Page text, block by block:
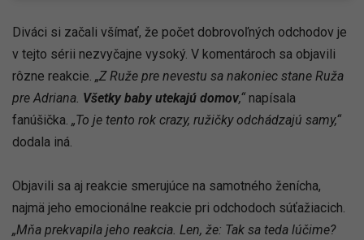
Diváci si začali všímať, že počet dobrovoľných odchodov je
v tejto sérii nezvyčajne vysoký. V komentároch sa objavili
rôzne reakcie. „Z Ruže pre nevestu sa nakoniec stane Ruža
pre Adriana. Všetky baby utekajú domov,“ napísala
fanúšička. „To je tento rok crazy, ružičky odchádzajú samy,“
dodala iná.
Objavili sa aj reakcie smerujúce na samotného ženícha,
najmä jeho emocionálne reakcie pri odchodoch súťažiacich.
„Mňa prekvapila jeho reakcia. Len, že: Tak sa teda lúčime?